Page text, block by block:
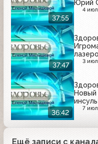
37:55
Юрий
4
37:47
3
36:42
Новый
7
Ещё записи с